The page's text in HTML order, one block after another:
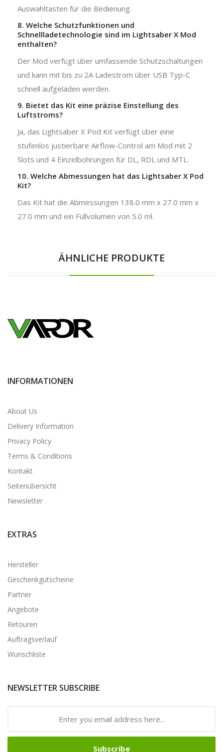
Auswahltasten für die Bedienung.
8. Welche Schutzfunktionen und
Schnellladetechnologie sind im Lightsaber X Mod
enthalten?
Der Mod verfügt über umfassende Schutzschaltungen
und kann mit bis zu 2A Ladestrom über USB Typ-C
schnell aufgeladen werden.
9. Bietet das Kit eine präzise Einstellung des
Luftstroms?
Ja, das Lightsaber X Pod Kit verfügt über eine
stufenlos justierbare Airflow-Control am Mod mit 2
Slots und 4 Einzelbohrungen für DL, RDL und MTL.
10. Welche Abmessungen hat das Lightsaber X Pod
Kit?
Das Kit hat die Abmessungen 138.0 mm x 27.0 mm x
27.0 mm und ein Füllvolumen von 5.0 ml.
ÄHNLICHE PRODUKTE
INFORMATIONEN
About Us
Delivery Information
Privacy Policy
Terms & Conditions
Kontakt
Seitenübersicht
Newsletter
EXTRAS
Hersteller
Geschenkgutscheine
Partner
Angebote
Retouren
Auftragsverlauf
Wunschliste
NEWSLETTER SUBSCRIBE
Subscribe